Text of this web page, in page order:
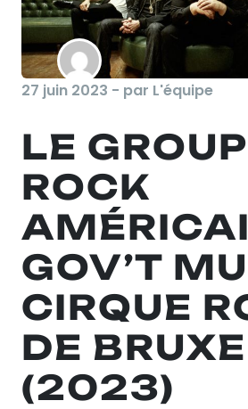
27 juin 2023 - par L'équipe
LE
ROCK
GOV’T
CIRQUE
DE
(2023)